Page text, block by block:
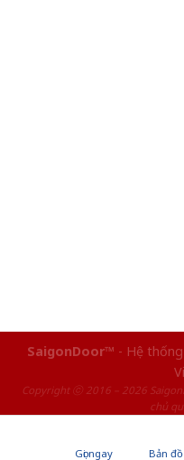
SaigonDoor™ - Hệ
Copyright ⓒ 2016 – 2026
chủ
Gọi ngay Bản đồ